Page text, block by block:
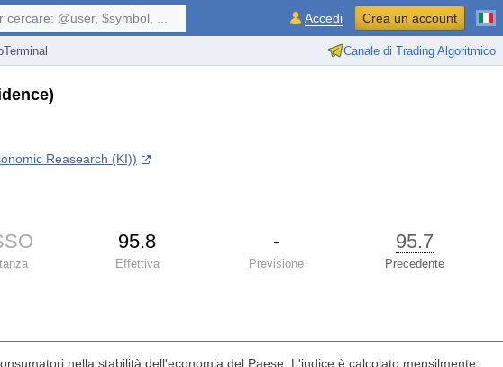
Canale di Trading Algoritmico
cercare: @user, $symbol, ... Accedi Crea un account
Reasearch (KI))
95.8 - 95.7
Effettiva Previsione Precedente
nella stabilità dell'economia del Paese. L'indice è calcolato mensilmente